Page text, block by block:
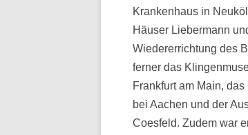
Krankenhaus in
Häuser Liebermann
Wiedererrichtung des
ferner das
Frankfurt am Main,
bei Aachen und der
Coesfeld. Zudem war